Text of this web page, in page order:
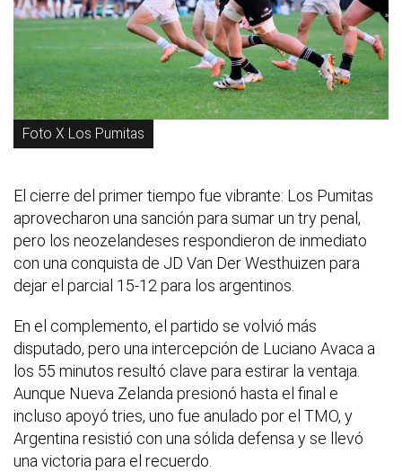
Foto X Los Pumitas
El cierre del primer tiempo fue vibrante: Los Pumitas
aprovecharon una sanción para sumar un try penal,
pero los neozelandeses respondieron de inmediato
con una conquista de JD Van Der Westhuizen para
dejar el parcial 15-12 para los argentinos.
En el complemento, el partido se volvió más
disputado, pero una intercepción de Luciano Avaca a
los 55 minutos resultó clave para estirar la ventaja.
Aunque Nueva Zelanda presionó hasta el final e
incluso apoyó tries, uno fue anulado por el TMO, y
Argentina resistió con una sólida defensa y se llevó
una victoria para el recuerdo.